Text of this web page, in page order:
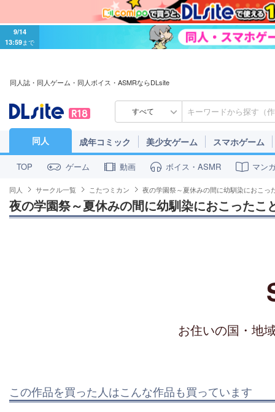
9/14
13:59まで
同人誌・同人ゲーム・同人ボイス・ASMRならDLsite
すべて
同人 成年コミック 美少女ゲーム スマホゲーム
TOP ゲーム 動画 ボイス・ASMR マン
同人 サークル一覧 こたつミカン 夜の学園祭～夏休みの間に幼馴染におこっ
夜の学園祭～夏休みの間に幼馴染におこったこ
お住いの国・地
この作品を買った人はこんな作品も買っています